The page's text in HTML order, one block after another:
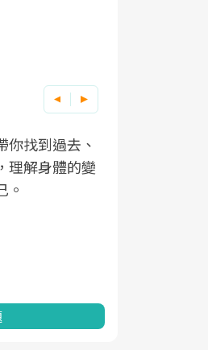
你找到過去、
理解身體的變
。